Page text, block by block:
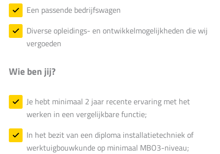
Een passende bedrijfswagen
Diverse opleidings- en ontwikkelmogelijkheden die wij
vergoeden
Wie ben jij?
Je hebt minimaal 2 jaar recente ervaring met het
werken in een vergelijkbare functie;
In het bezit van een diploma installatietechniek of
werktuigbouwkunde op minimaal MBO3-niveau;